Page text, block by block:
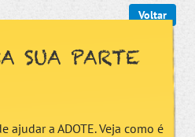
Voltar
SUA PARTE
ajudar a ADOTE. Veja como é